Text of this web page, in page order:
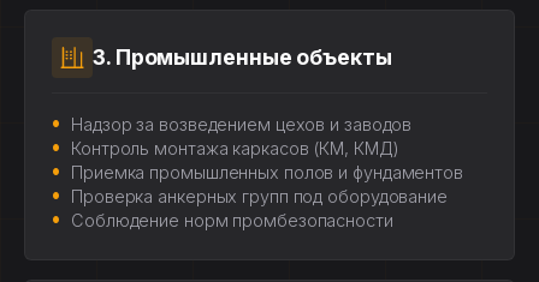
3. Промышленные объекты
Надзор за возведением цехов и заводов
Контроль монтажа каркасов (КМ, КМД)
Приемка промышленных полов и фундаментов
Проверка анкерных групп под оборудование
Соблюдение норм промбезопасности